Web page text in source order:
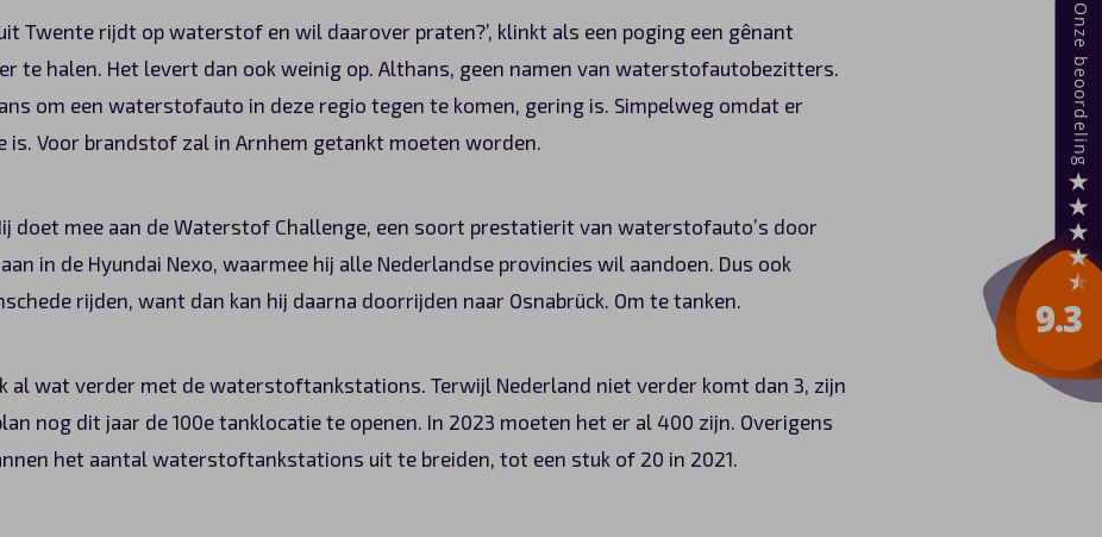
Twente rijdt op waterstof en wil daarover praten?’, klinkt als een poging een gênant
te halen. Het levert dan ook weinig op. Althans, geen namen van waterstofautobezitters.
om een waterstofauto in deze regio tegen te komen, gering is. Simpelweg omdat er
is. Voor brandstof zal in Arnhem getankt moeten worden.
doet mee aan de Waterstof Challenge, een soort prestatierit van waterstofauto’s door
in de Hyundai Nexo, waarmee hij alle Nederlandse provincies wil aandoen. Dus ook
rijden, want dan kan hij daarna doorrijden naar Osnabrück. Om te tanken.
al wat verder met de waterstoftankstations. Terwijl Nederland niet verder komt dan 3, zijn
nog dit jaar de 100e tanklocatie te openen. In 2023 moeten het er al 400 zijn. Overigens
het aantal waterstoftankstations uit te breiden, tot een stuk of 20 in 2021.